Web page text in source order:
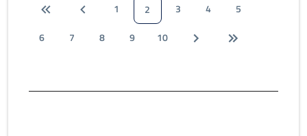
1 2 3 4
5
6
7 8 9 10